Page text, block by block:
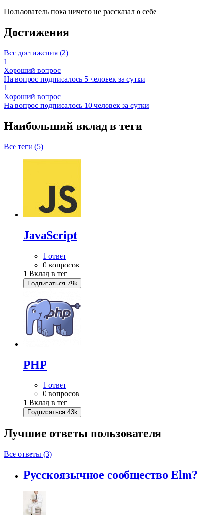
Пользователь пока ничего не рассказал о себе
Достижения
Все достижения (2)
1
Хороший вопрос
На вопрос подписалось 5 человек за сутки
1
Хороший вопрос
На вопрос подписалось 10 человек за сутки
Наибольший вклад в теги
Все теги (5)
JavaScript
1 ответ
0 вопросов
1 Вклад в тег
Подписаться 79k
PHP
1 ответ
0 вопросов
1 Вклад в тег
Подписаться 43k
Лучшие ответы пользователя
Все ответы (3)
Русскоязычное сообщество Elm?